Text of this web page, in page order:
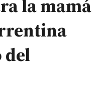
la mamá
del